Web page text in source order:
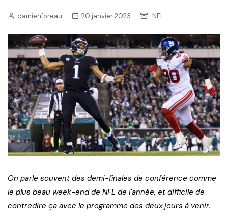
damienforeau 20 janvier 2023 NFL
On parle souvent des demi-finales de conférence comme
le plus beau week-end de NFL de l’année, et difficile de
contredire ça avec le programme des deux jours à venir.